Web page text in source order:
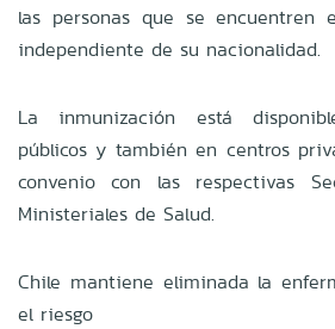
las personas que se encuentren
independiente de su nacionalidad.
La inmunización está
públicos y también en centros
convenio con las respectivas
Ministeriales de Salud.
Chile mantiene eliminada la
el riesgo